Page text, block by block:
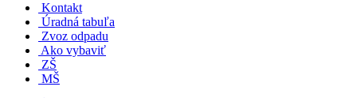
Kontakt
Úradná tabuľa
Zvoz odpadu
Ako vybaviť
ZŠ
MŠ